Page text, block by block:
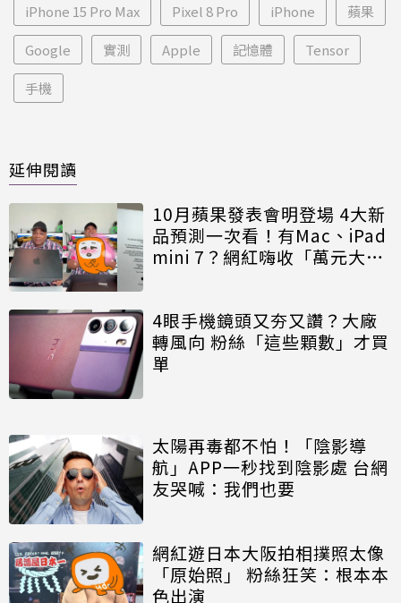
iPhone 15 Pro Max Pixel 8 Pro iPhone 蘋果
Google 實測 Apple 記憶體 Tensor
手機
延伸閱讀
10月蘋果發表會明登場 4大新
品預測一次看！有Mac、iPad
mini 7？網紅嗨收「萬元大禮
4眼手機鏡頭又夯又讚？大廠
轉風向 粉絲「這些顆數」才買
單
太陽再毒都不怕！「陰影導
航」APP一秒找到陰影處 台網
友哭喊：我們也要
網紅遊日本大阪拍相撲照太像
「原始照」 粉絲狂笑：根本本
色出演